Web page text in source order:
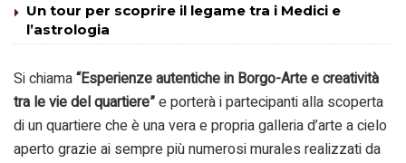
Un tour per scoprire il legame tra i Medici e
l’astrologia
Si chiama“Esperienze autentiche in Borgo-Arte e creatività
tra le vie del quartiere”e porterà i partecipanti alla scoperta
di un quartiere che è una vera e propria galleria d’arte a cielo
aperto grazie ai sempre più numerosi murales realizzati da